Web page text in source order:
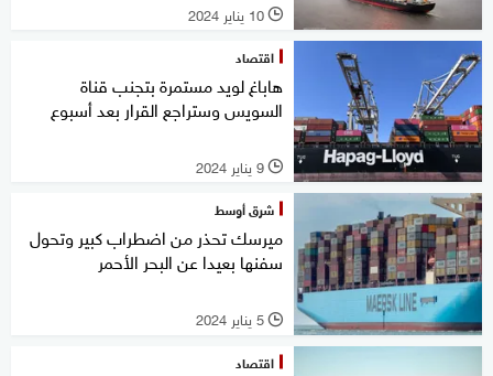
l 10 يناير 2024
اقتصاد
هاباغ لويد مستمرة بتجنب قناة
السويس وستراجع القرار بعد أسبوع
l 9 يناير 2024
شرق أوسط
ميرسك تحذر من اضطراب كبير وتحول
سفنها بعيدا عن البحر الأحمر
l 5 يناير 2024
اقتصاد